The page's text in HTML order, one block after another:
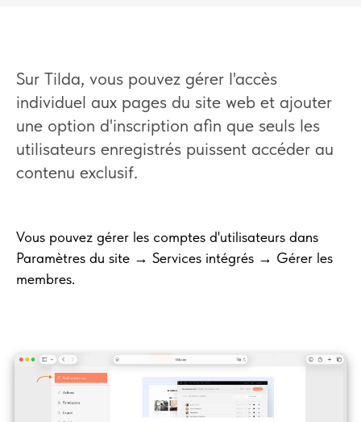
Sur Tilda, vous pouvez gérer l'accès
individuel aux pages du site web et ajouter
une option d'inscription afin que seuls les
utilisateurs enregistrés puissent accéder au
contenu exclusif.
Vous pouvez gérer les comptes d'utilisateurs dans
Paramètres du site → Services intégrés → Gérer les
membres.